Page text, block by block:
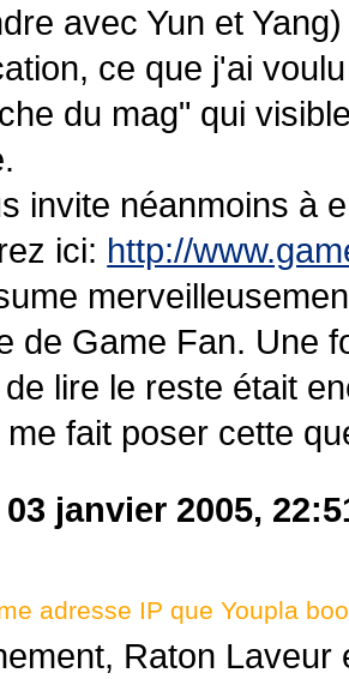
avec Yun et
ce que j'ai
du mag" qui
invite néanmoins à
ici: http://
de Game Fan. Une
lire le reste était
me fait poser cette
03 janvier 2005,
adresse IP que Youpla
Raton